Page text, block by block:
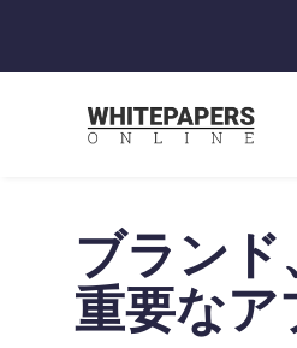
ブラン
重要なア